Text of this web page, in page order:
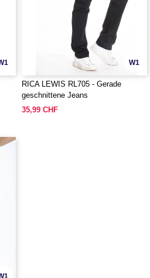
W1
RICA LEWIS RL705 - Gerade
geschnittene Jeans
35,99 CHF